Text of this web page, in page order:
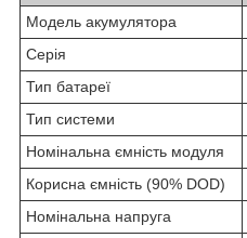
Модель акумулятора
Серія
Тип батареї
Тип системи
Номінальна ємність модуля
Корисна ємність (90% DOD)
Номінальна напруга